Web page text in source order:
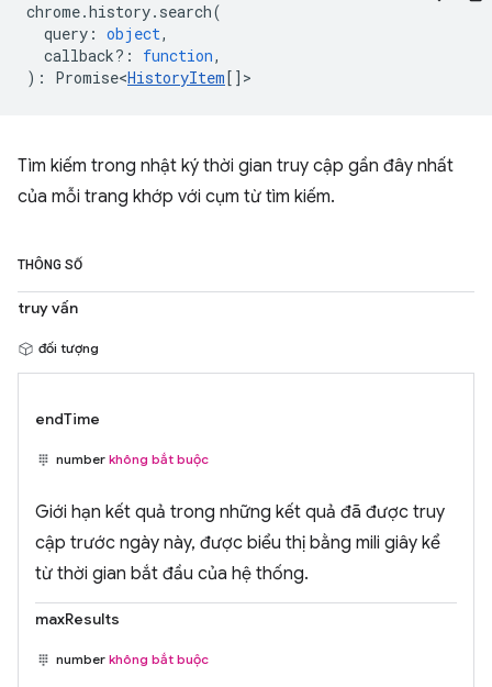
chrome.history. search(
query : object,
callback? : function,
) : Promise<HistoryItem[] >
Tìm kiếm trong nhật ký thời gian truy cập gần đây nhất
của mỗi trang khớp với cụm từ tìm kiếm.
THÔNG SỐ
truy vấn
đối tượng
endTime
number không bắt buộc
Giới hạn kết quả trong những kết quả đã được truy
cập trước ngày này, được biểu thị bằng mili giây kể
từ thời gian bắt đầu của hệ thống.
maxResults
number không bắt buộc